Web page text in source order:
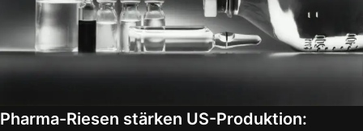
Pharma-Riesen stärken US-Produktion: